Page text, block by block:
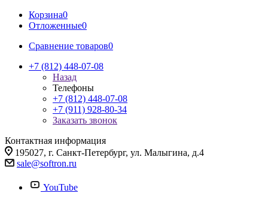
Корзина0
Отложенные0
Сравнение товаров0
+7 (812) 448-07-08
Назад
Телефоны
+7 (812) 448-07-08
+7 (911) 928-80-34
Заказать звонок
Контактная информация
195027, г. Санкт-Петербург, ул. Малыгина, д.4
sale@softron.ru
YouTube